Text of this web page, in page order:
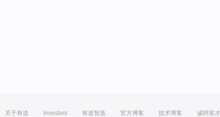
关于有道 Investors 有道智选 官方博客 技术博客 诚聘英才